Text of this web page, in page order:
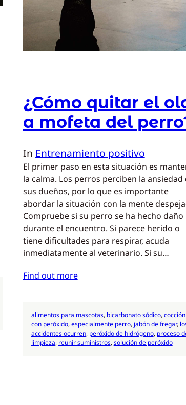
¿Cómo quitar el
a mofeta del
In Entrenamiento positivo
El primer paso en esta situación es
la calma. Los perros perciben la ansiedad
sus dueños, por lo que es importante
abordar la situación con la mente
Compruebe si su perro se ha hecho daño
durante el encuentro. Si parece herido o
tiene dificultades para respirar, acuda
inmediatamente al veterinario. Si su…
Find out more
alimentos para mascotas, bicarbonato sódico, cocción
con peróxido, especialmente perro, jabón de fregar,
accidentes ocurren, peróxido de hidrógeno, proceso
limpieza, reunir suministros, solución de peróxido